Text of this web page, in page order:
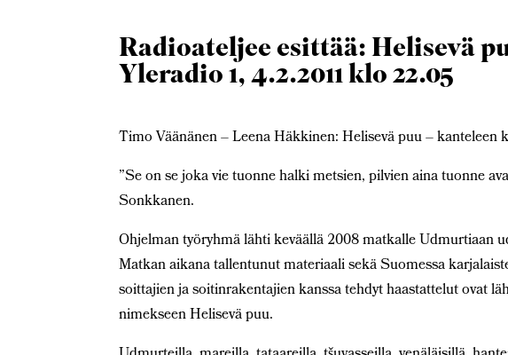
Radioateljee esittää: Helisevä
Yleradio 1, 4.2.2011 klo 22.05
Timo Väänänen – Leena Häkkinen: Helisevä puu – kanteleen
”Se on se joka vie tuonne halki metsien, pilvien aina tuonne
Sonkkanen.
Ohjelman työryhmä lähti keväällä 2008 matkalle Udmurtiaan
Matkan aikana tallentunut materiaali sekä Suomessa
soittajien ja soitinrakentajien kanssa tehdyt haastattelut ovat
nimekseen Helisevä puu.